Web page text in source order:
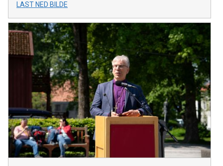
LAST NED BILDE